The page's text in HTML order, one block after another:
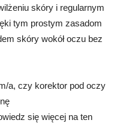
skóry i regularnym
tym prostym zasadom
skóry wokół oczu bez
a, czy korektor pod oczy
się więcej na ten